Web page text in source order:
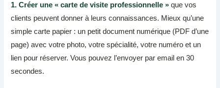
1. Créer une « carte de visite professionnelle » que vos
clients peuvent donner à leurs connaissances. Mieux qu’une
simple carte papier : un petit document numérique (PDF d’une
page) avec votre photo, votre spécialité, votre numéro et un
lien pour réserver. Vous pouvez l’envoyer par email en 30
secondes.